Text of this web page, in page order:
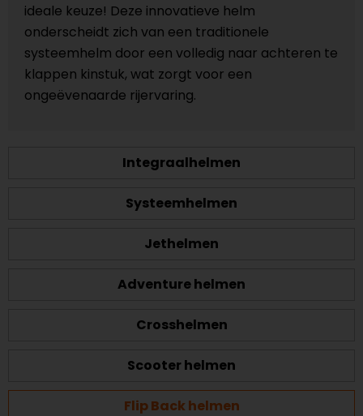
ideale keuze! Deze innovatieve helm
onderscheidt zich van een traditionele
systeemhelm door een volledig naar achteren te
klappen kinstuk, wat zorgt voor een
ongeëvenaarde rijervaring.
Integraalhelmen
Systeemhelmen
Jethelmen
Adventure helmen
Crosshelmen
Scooter helmen
Flip Back helmen